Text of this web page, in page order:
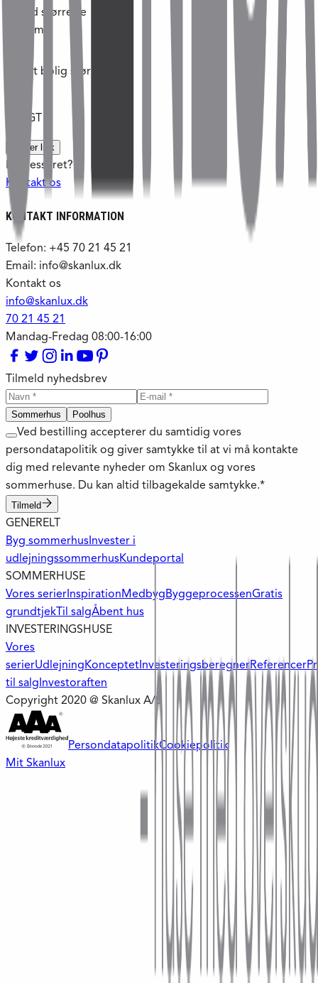
Grund størrelse
m²
Tilladt bolig størrelse
SOLGT
Kopier link
Interesseret?
Kontakt os
KONTAKT INFORMATION
Telefon: +45 70 21 45 21
Email: info@skanlux.dk
Kontakt os
info@skanlux.dk
70 21 45 21
Mandag-Fredag 08:00-16:00
Tilmeld nyhedsbrev
Sommerhus Poolhus
Ved bestilling accepterer du samtidig vores
persondatapolitik og giver samtykke til at vi må kontakte
dig med relevante nyheder om Skanlux og vores
sommerhuse. Du kan altid tilbagekalde samtykke.*
Tilmeld
GENERELT
Byg sommerhusInvester i
udlejningssommerhusKundeportal
SOMMERHUSE
Vores serierInspirationMedbygByggeprocessenGratis
grundtjek Til salgÅbent hus
INVESTERINGSHUSE
Vores
serierUdlejningKonceptetInvesteringsberegnerReferencer
til salgInvestoraften
Copyright 2020 @ Skanlux A/S
PersondatapolitikCookiepolitik
Mit Skanlux